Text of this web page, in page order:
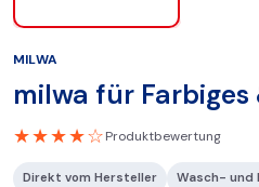
MILWA
milwa für Farbiges
★★★★☆Produktbewertung
Direkt vom Hersteller Wasch- und